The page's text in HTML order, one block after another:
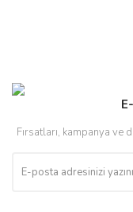
Fırsatları, kampanya